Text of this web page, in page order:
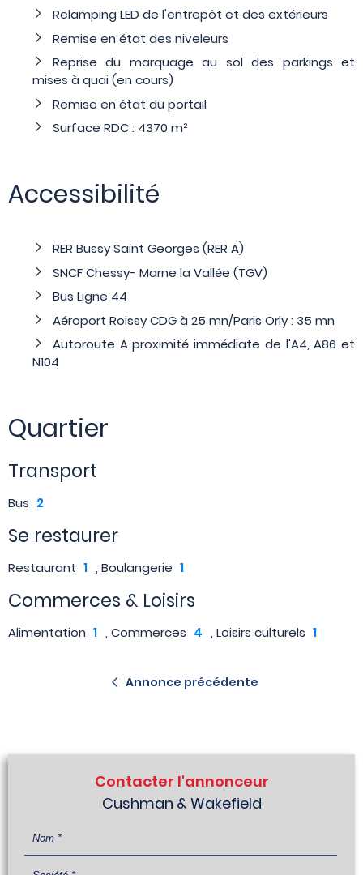
Relamping LED de l'entrepôt et des extérieurs
Remise en état des niveleurs
Reprise du marquage au sol des parkings et
mises à quai (en cours)
Remise en état du portail
Surface RDC : 4370 m²
Accessibilité
RER Bussy Saint Georges (RER A)
SNCF Chessy- Marne la Vallée (TGV)
Bus Ligne 44
Aéroport Roissy CDG à 25 mn/Paris Orly : 35 mn
Autoroute A proximité immédiate de l'A4, A86 et
N104
Quartier
Transport
Bus 2
Se restaurer
Restaurant 1 , Boulangerie 1
Commerces & Loisirs
Alimentation 1 , Commerces 4 , Loisirs culturels 1
Annonce précédente
Contacter l'annonceur
Cushman & Wakefield